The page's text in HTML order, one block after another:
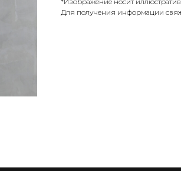
Для получения информации